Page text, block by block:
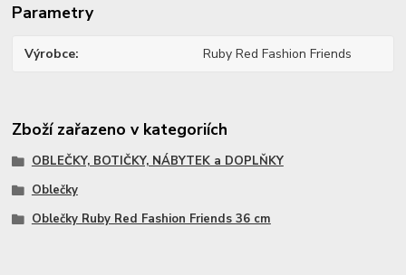
Parametry
Výrobce Ruby Red Fashion Friends
Zboží zařazeno v kategoriích
OBLEČKY, BOTIČKY, NÁBYTEK a DOPLŇKY
Oblečky
Oblečky Ruby Red Fashion Friends 36 cm